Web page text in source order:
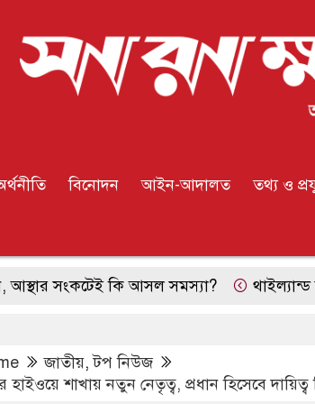
বিনোদন আইন-আদালত তথ্য ও
কি আসল সমস্যা? থাইল্যান্ড সীমান্ত
জাতীয়,টপ নিউজ
হাইওয়ে শাখায় নতুন নেতৃত্ব, প্রধান হিসেবে